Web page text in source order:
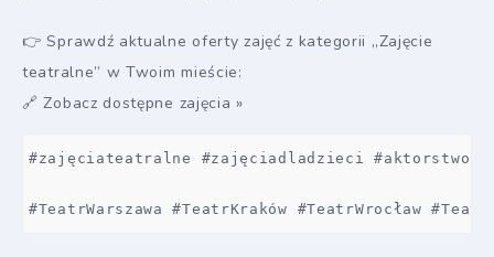
👉 Sprawdź aktualne oferty zajęć z kategorii „Zajęcie
teatralne” w Twoim mieście:
🔗 Zobacz dostępne zajęcia »
#zajęciateatralne #zajęciadladzieci #aktorstwo
#TeatrWarszawa #TeatrKraków #TeatrWrocław